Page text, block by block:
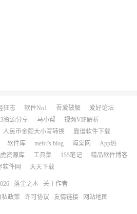
狂志 软件No1 吾爱破解
爱好论坛
资源分享 马小帮
视频VIP解析
人民币金额大小写转换
靠谱软件下载
软件库 mefcl's blog 海棠网
App热
资源库 工具集 155笔记
精品软件博客
软件网
天天下载
落尘之木
关于作者
私政策 许可协议 友情链接 网站地图